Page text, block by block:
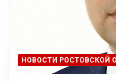
НОВОСТИ РОСТОВСКОЙ